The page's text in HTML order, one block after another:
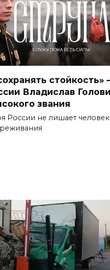
стойкость»
Владислав
звания
России не лишает